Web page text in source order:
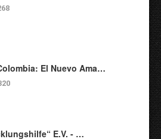
El Nuevo Ama…
E.V. - …